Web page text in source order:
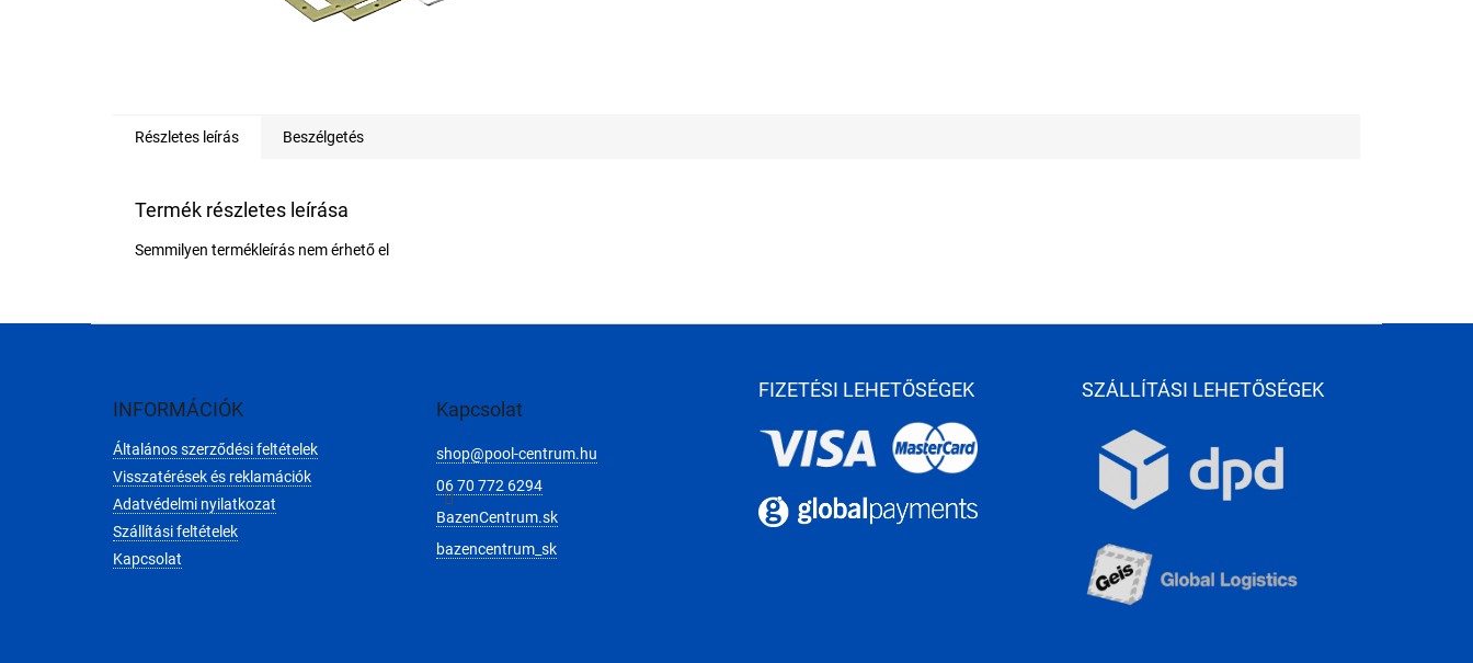
Részletes leírás Beszélgetés
Termék részletes leírása
Semmilyen termékleírás nem érhető el
INFORMÁCIÓK
Általános szerződési feltételek
Visszatérések és reklamációk
Adatvédelmi nyilatkozat
Szállítási feltételek
Kapcsolat
Kapcsolat
shop@pool-centrum.hu
06 70 772 6294
BazenCentrum.sk
bazencentrum_sk
FIZETÉSI LEHETŐSÉGEK SZÁLLÍTÁSI LEHETŐSÉGEK